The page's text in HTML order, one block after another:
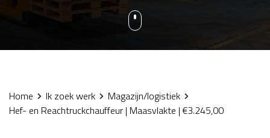
Home Ik zoek werk
Magazijn/logistiek
Hef- en Reachtruckchauffeur | Maasvlakte | €3.245,00